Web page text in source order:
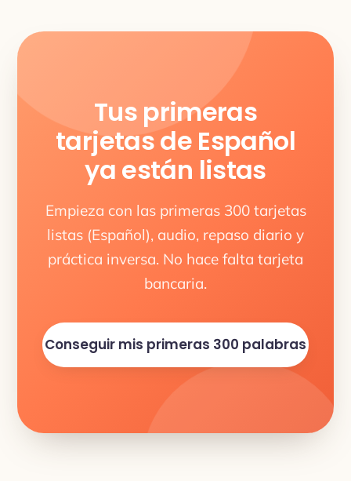
Tus primeras
tarjetas de Español
ya están listas
Empieza con las primeras 300 tarjetas
listas (Español), audio, repaso diario y
práctica inversa. No hace falta tarjeta
bancaria.
Conseguir mis primeras 300 palabras